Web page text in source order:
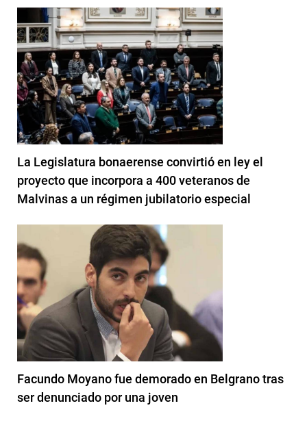
La Legislatura bonaerense convirtió en ley el
proyecto que incorpora a 400 veteranos de
Malvinas a un régimen jubilatorio especial
Facundo Moyano fue demorado en Belgrano tras
ser denunciado por una joven